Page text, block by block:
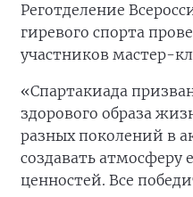
Реготделение
гиревого спорта
участников мастер-
«Спартакиада
здорового образа
разных поколений в
создавать атмосферу
ценностей. Все